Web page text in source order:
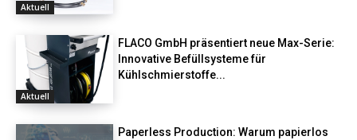
Aktuell
Aktuell
FLACO GmbH präsentiert neue Max-Serie:
Innovative Befüllsysteme für
Kühlschmierstoffe...
Paperless Production: Warum papierlos